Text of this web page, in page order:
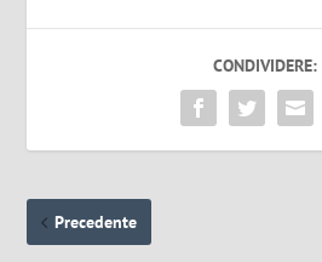
CONDIVIDERE:
Precedente